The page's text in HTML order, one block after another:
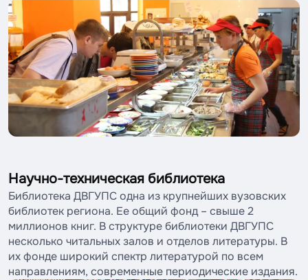
Научно-техническая библиотека
Библиотека ДВГУПС одна из крупнейших вузовских
библиотек региона. Ее общий фонд – свыше 2
миллионов книг. В структуре библиотеки ДВГУПС
несколько читальных залов и отделов литературы. В
их фонде широкий спектр литературой по всем
направлениям, современные периодические издания.